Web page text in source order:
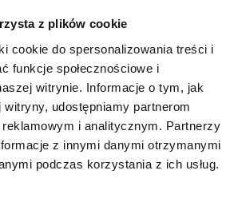
z plików cookie
cookie do spersonalizowania treści i
funkcje społecznościowe i
witrynie. Informacje o tym, jak
udostępniamy partnerom
reklamowym i analitycznym. Partnerzy
z innymi danymi otrzymanymi
podczas korzystania z ich usług.